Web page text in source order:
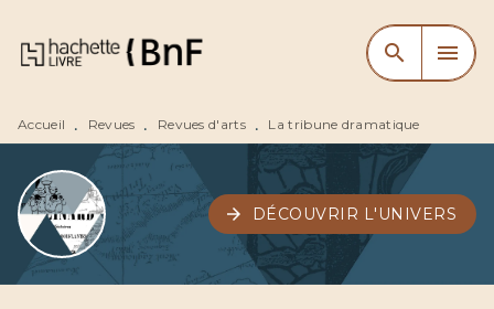
MENU RECHERCHE
CONTENU
search menu
Accueil • Revues • Revues d'arts • La tribune dramatique
arrow_forward DÉCOUVRIR L'UNIVERS